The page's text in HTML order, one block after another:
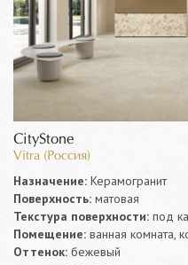
CityStone
Vitra (Россия)
Назначение: Керамогранит
Поверхность: матовая
Текстура поверхности: под
Помещение: ванная комната,
Оттенок: бежевый